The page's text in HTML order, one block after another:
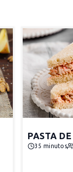
PASTA
35 minutos